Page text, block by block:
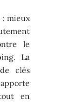
mieux
le
La
clés
en